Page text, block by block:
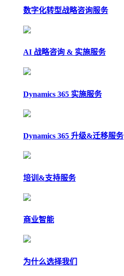
数字化转型战略咨询服务
AI 战略咨询 & 实施服务
Dynamics 365 实施服务
Dynamics 365 升级&迁移服务
培训&支持服务
商业智能
为什么选择我们